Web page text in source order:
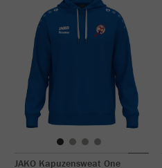
JAKO Kapuzensweat One